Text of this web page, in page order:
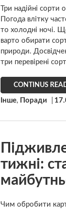
Три надійні сорти
Погода влітку
то холодні ночі.
варто обирати
природи.
три перевірені
CONTINUS
Інше, Поради
тижні:
Чим обробити